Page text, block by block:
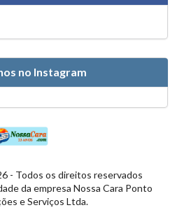
no Instagram
- Todos os direitos reservados
da empresa Nossa Cara Ponto
e Serviços Ltda.